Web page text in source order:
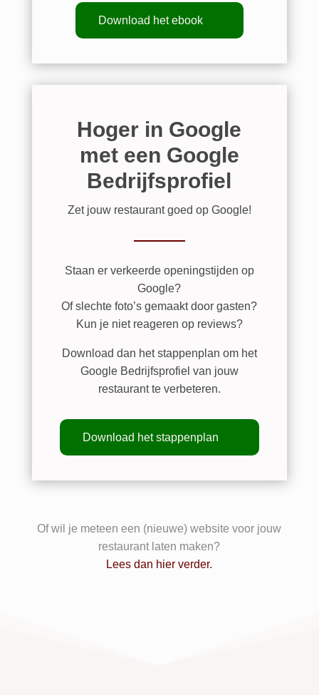
Download het ebook
Hoger in Google
met een Google
Bedrijfsprofiel
Zet jouw restaurant goed op Google!
Staan er verkeerde openingstijden op
Google?
Of slechte foto’s gemaakt door gasten?
Kun je niet reageren op reviews?
Download dan het stappenplan om het
Google Bedrijfsprofiel van jouw
restaurant te verbeteren.
Download het stappenplan
Of wil je meteen een (nieuwe) website voor jouw
restaurant laten maken?
Lees dan hier verder.